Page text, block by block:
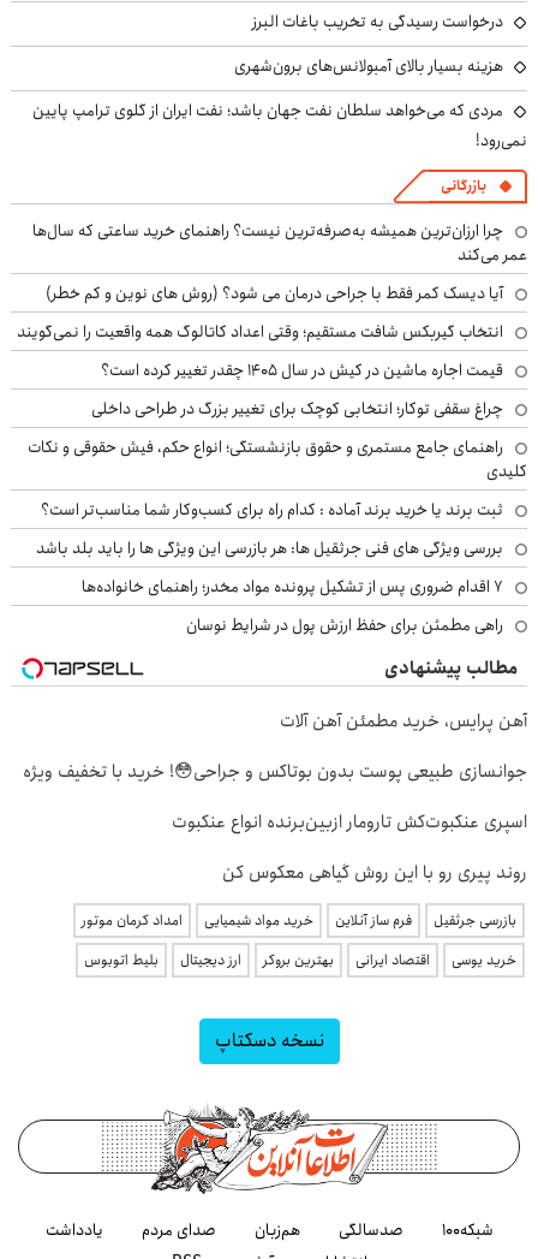
درخواست رسیدگی به تخریب باغات البرز
هزینه بسیار بالای آمبولانس‌های برون‌شهری
مردی که می‌خواهد سلطان نفت جهان باشد؛ نفت ایران از گلوی ترامپ پایین
نمی‌رود!
بازرگانی
چرا ارزان‌ترین همیشه به‌صرفه‌ترین نیست؟ راهنمای خرید ساعتی که سال‌ها
عمر می‌کند
آیا دیسک کمر فقط با جراحی درمان می شود؟ (روش های نوین و کم خطر)
انتخاب گیربکس شافت مستقیم؛ وقتی اعداد کاتالوگ همه واقعیت را نمی‌گویند
قیمت اجاره ماشین در کیش در سال ۱۴۰۵ چقدر تغییر کرده است؟
چراغ سقفی توکار؛ انتخابی کوچک برای تغییر بزرگ در طراحی داخلی
راهنمای جامع مستمری و حقوق بازنشستگی؛ انواع حکم، فیش حقوقی و نکات
کلیدی
ثبت برند یا خرید برند آماده : کدام راه برای کسب‌وکار شما مناسب‌تر است؟
بررسی ویژگی های فنی جرثقیل ها: هر بازرسی این ویژگی ها را باید بلد باشد
۷ اقدام ضروری پس از تشکیل پرونده مواد مخدر؛ راهنمای خانواده‌ها
راهی مطمئن برای حفظ ارزش پول در شرایط نوسان
مطالب پیشنهادی
آهن پرایس، خرید مطمئن آهن آلات
جوانسازی طبیعی پوست بدون بوتاکس و جراحی😳! خرید با تخفیف ویژه
اسپری عنکبوت‌‌کش تارومار ازبین‌برنده انواع عنکبوت
روند پیری رو با این روش گیاهی معکوس کن
بازرسی جرثقیل فرم ساز آنلاین خرید مواد شیمیایی
امداد کرمان موتور
خرید یوسی
اقتصاد ایرانی بهترین بروکر ارز دیجیتال بلیط اتوبوس
نسخه دسکتاپ
شبکه۱۰۰ صدسالگی هم‌زبان صدای مردم
یادداشت